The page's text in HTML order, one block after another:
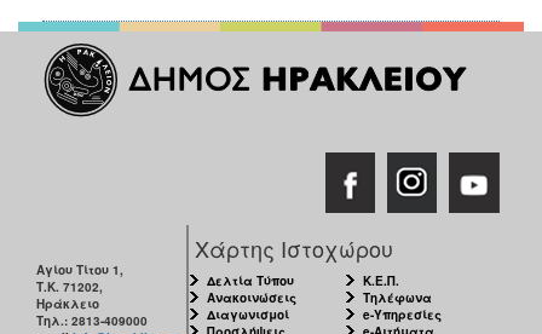
Αγίου Τίτου 1,
Τ.Κ. 71202,
Ηράκλειο
Τηλ.: 2813-409000
Χάρτης Ιστοχώρου
Δελτία Τύπου
Ανακοινώσεις
Διαγωνισμοί
Κ.Ε.Π.
Τηλέφωνα
e-Υπηρεσίες